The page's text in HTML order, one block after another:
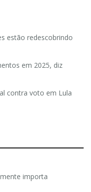
estão redescobrindo
em 2025, diz
contra voto em Lula
importa